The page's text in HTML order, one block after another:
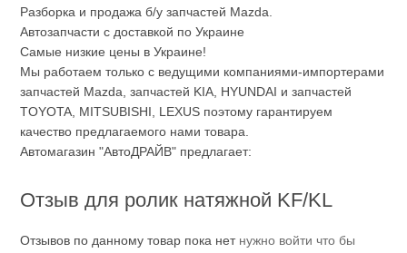
Разборка и продажа б/у запчастей Mazda.
Автозапчасти с доставкой по Украине
Самые низкие цены в Украине!
Мы работаем только с ведущими компаниями-импортерами
запчастей Mazda, запчастей KIA, HYUNDAI и запчастей
TOYOTA, MITSUBISHI, LEXUS поэтому гарантируем
качество предлагаемого нами товара.
Автомагазин "АвтоДРАЙВ" предлагает:
Отзыв для ролик натяжной KF/KL
Отзывов по данному товар пока нет нужно войти что бы